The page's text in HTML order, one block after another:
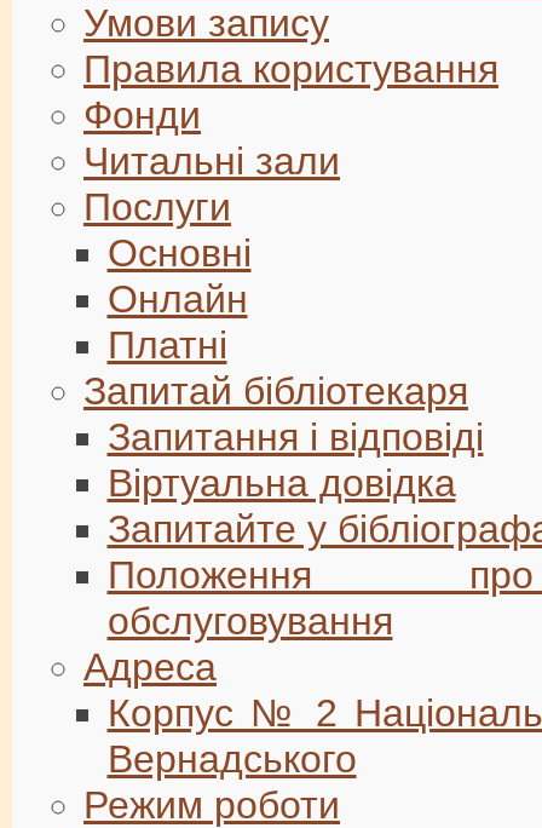
Умови запису
Правила користування
Фонди
Читальні зали
Послуги
Основні
Онлайн
Платні
Запитай бібліотекаря
Запитання і відповіді
Віртуальна довідка
Запитайте у
Положення про
обслуговування
Адреса
Корпус № 2
Вернадського
Режим роботи